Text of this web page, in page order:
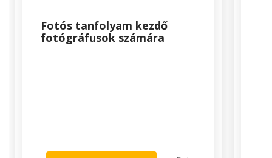
Fotós tanfolyam kezdő
fotógráfusok számára